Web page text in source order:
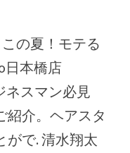
日本橋店
ネスマン必見
紹介。ヘアスタ
がで. 清水翔太